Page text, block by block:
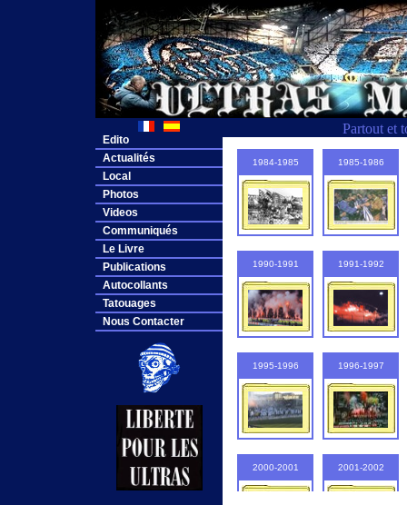
Partout et
Edito
Actualités
Local
Photos
Videos
Communiqués
Le Livre
Publications
Autocollants
Tatouages
Nous Contacter
1984-1985 1985-1986
1990-1991 1991-1992
1995-1996 1996-1997
2000-2001 2001-2002